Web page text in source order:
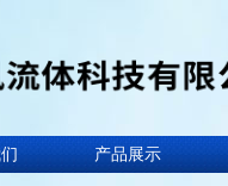
产品展示